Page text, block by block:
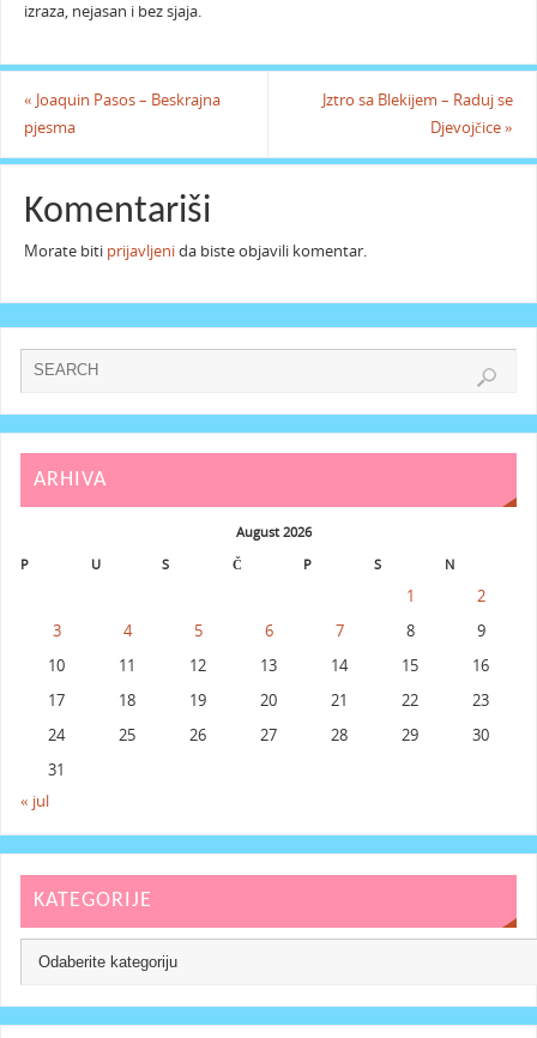
izraza, nejasan i bez sjaja.
« Joaquin Pasos – Beskrajna
pjesma
Jztro sa Blekijem – Raduj se
Djevojčice»
Komentariši
Morate biti prijavljenida biste objavili komentar.
ARHIVA
August 2026
P
U S Č P S N
1
2
3
4 5 6 7 8
9
10
11 12 13 14 15
16
17
18 19 20 21 22
23
24
25 26 27 28 29
30
31
« jul
KATEGORIJE